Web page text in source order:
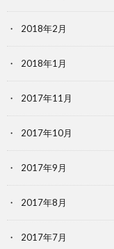
2018年2月
2018年1月
2017年11月
2017年10月
2017年9月
2017年8月
2017年7月